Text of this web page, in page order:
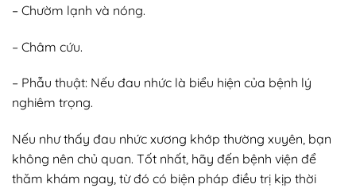
– Chườm lạnh và nóng.
– Châm cứu.
– Phẫu thuật: Nếu đau nhức là biểu hiện của bệnh lý
nghiêm trọng.
Nếu như thấy đau nhức xương khớp thường xuyên, bạn
không nên chủ quan. Tốt nhất, hãy đến bệnh viện để
thăm khám ngay, từ đó có biện pháp điều trị kịp thời